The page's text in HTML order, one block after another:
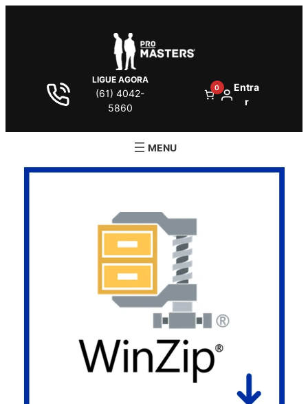
LIGUE AGORA
(61) 4042-
5860
0
Entra
r